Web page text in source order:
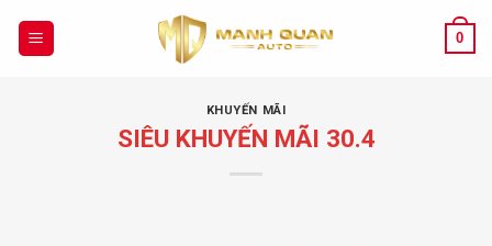
0
KHUYẾN MÃI
SIÊU KHUYẾN MÃI 30.4